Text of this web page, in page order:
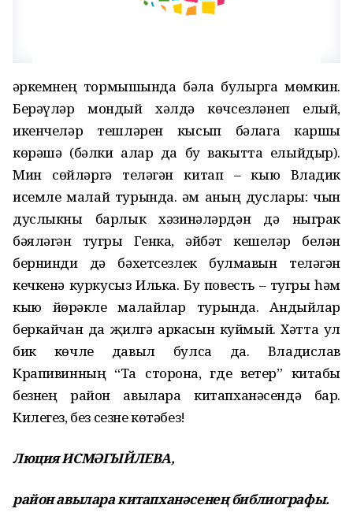
Һәркемнең тормышында бәла булырга мөмкин.
Берәүләр мондый хәлдә көчсезләнеп елый,
икенчеләр тешләрен кысып бәлага каршы
көрәшә (бәлки алар да бу вакытта елыйдыр).
Мин сөйләргә теләгән китап – кыю Владик
исемле малай турында. Һәм аның дуслары: чын
дуслыкны барлык хәзинәләрдән дә ныграк
бәяләгән тугры Генка, әйбәт кешеләр белән
бернинди дә бәхетсезлек булмавын теләгән
кечкенә куркусыз Илька. Бу повесть – тугры һәм
кыю йөрәкле малайлар турында. Андыйлар
беркайчан да җилгә аркасын куймый. Хәтта ул
бик көчле давыл булса да. Владислав
Крапивинның “Та сторона, где ветер” китабы
безнең район авылара китапханәсендә бар.
Килегез, без сезне көтәбез!
Люция ИСМӘГЫЙЛЕВА,
район авылара китапханәсенең библиографы.